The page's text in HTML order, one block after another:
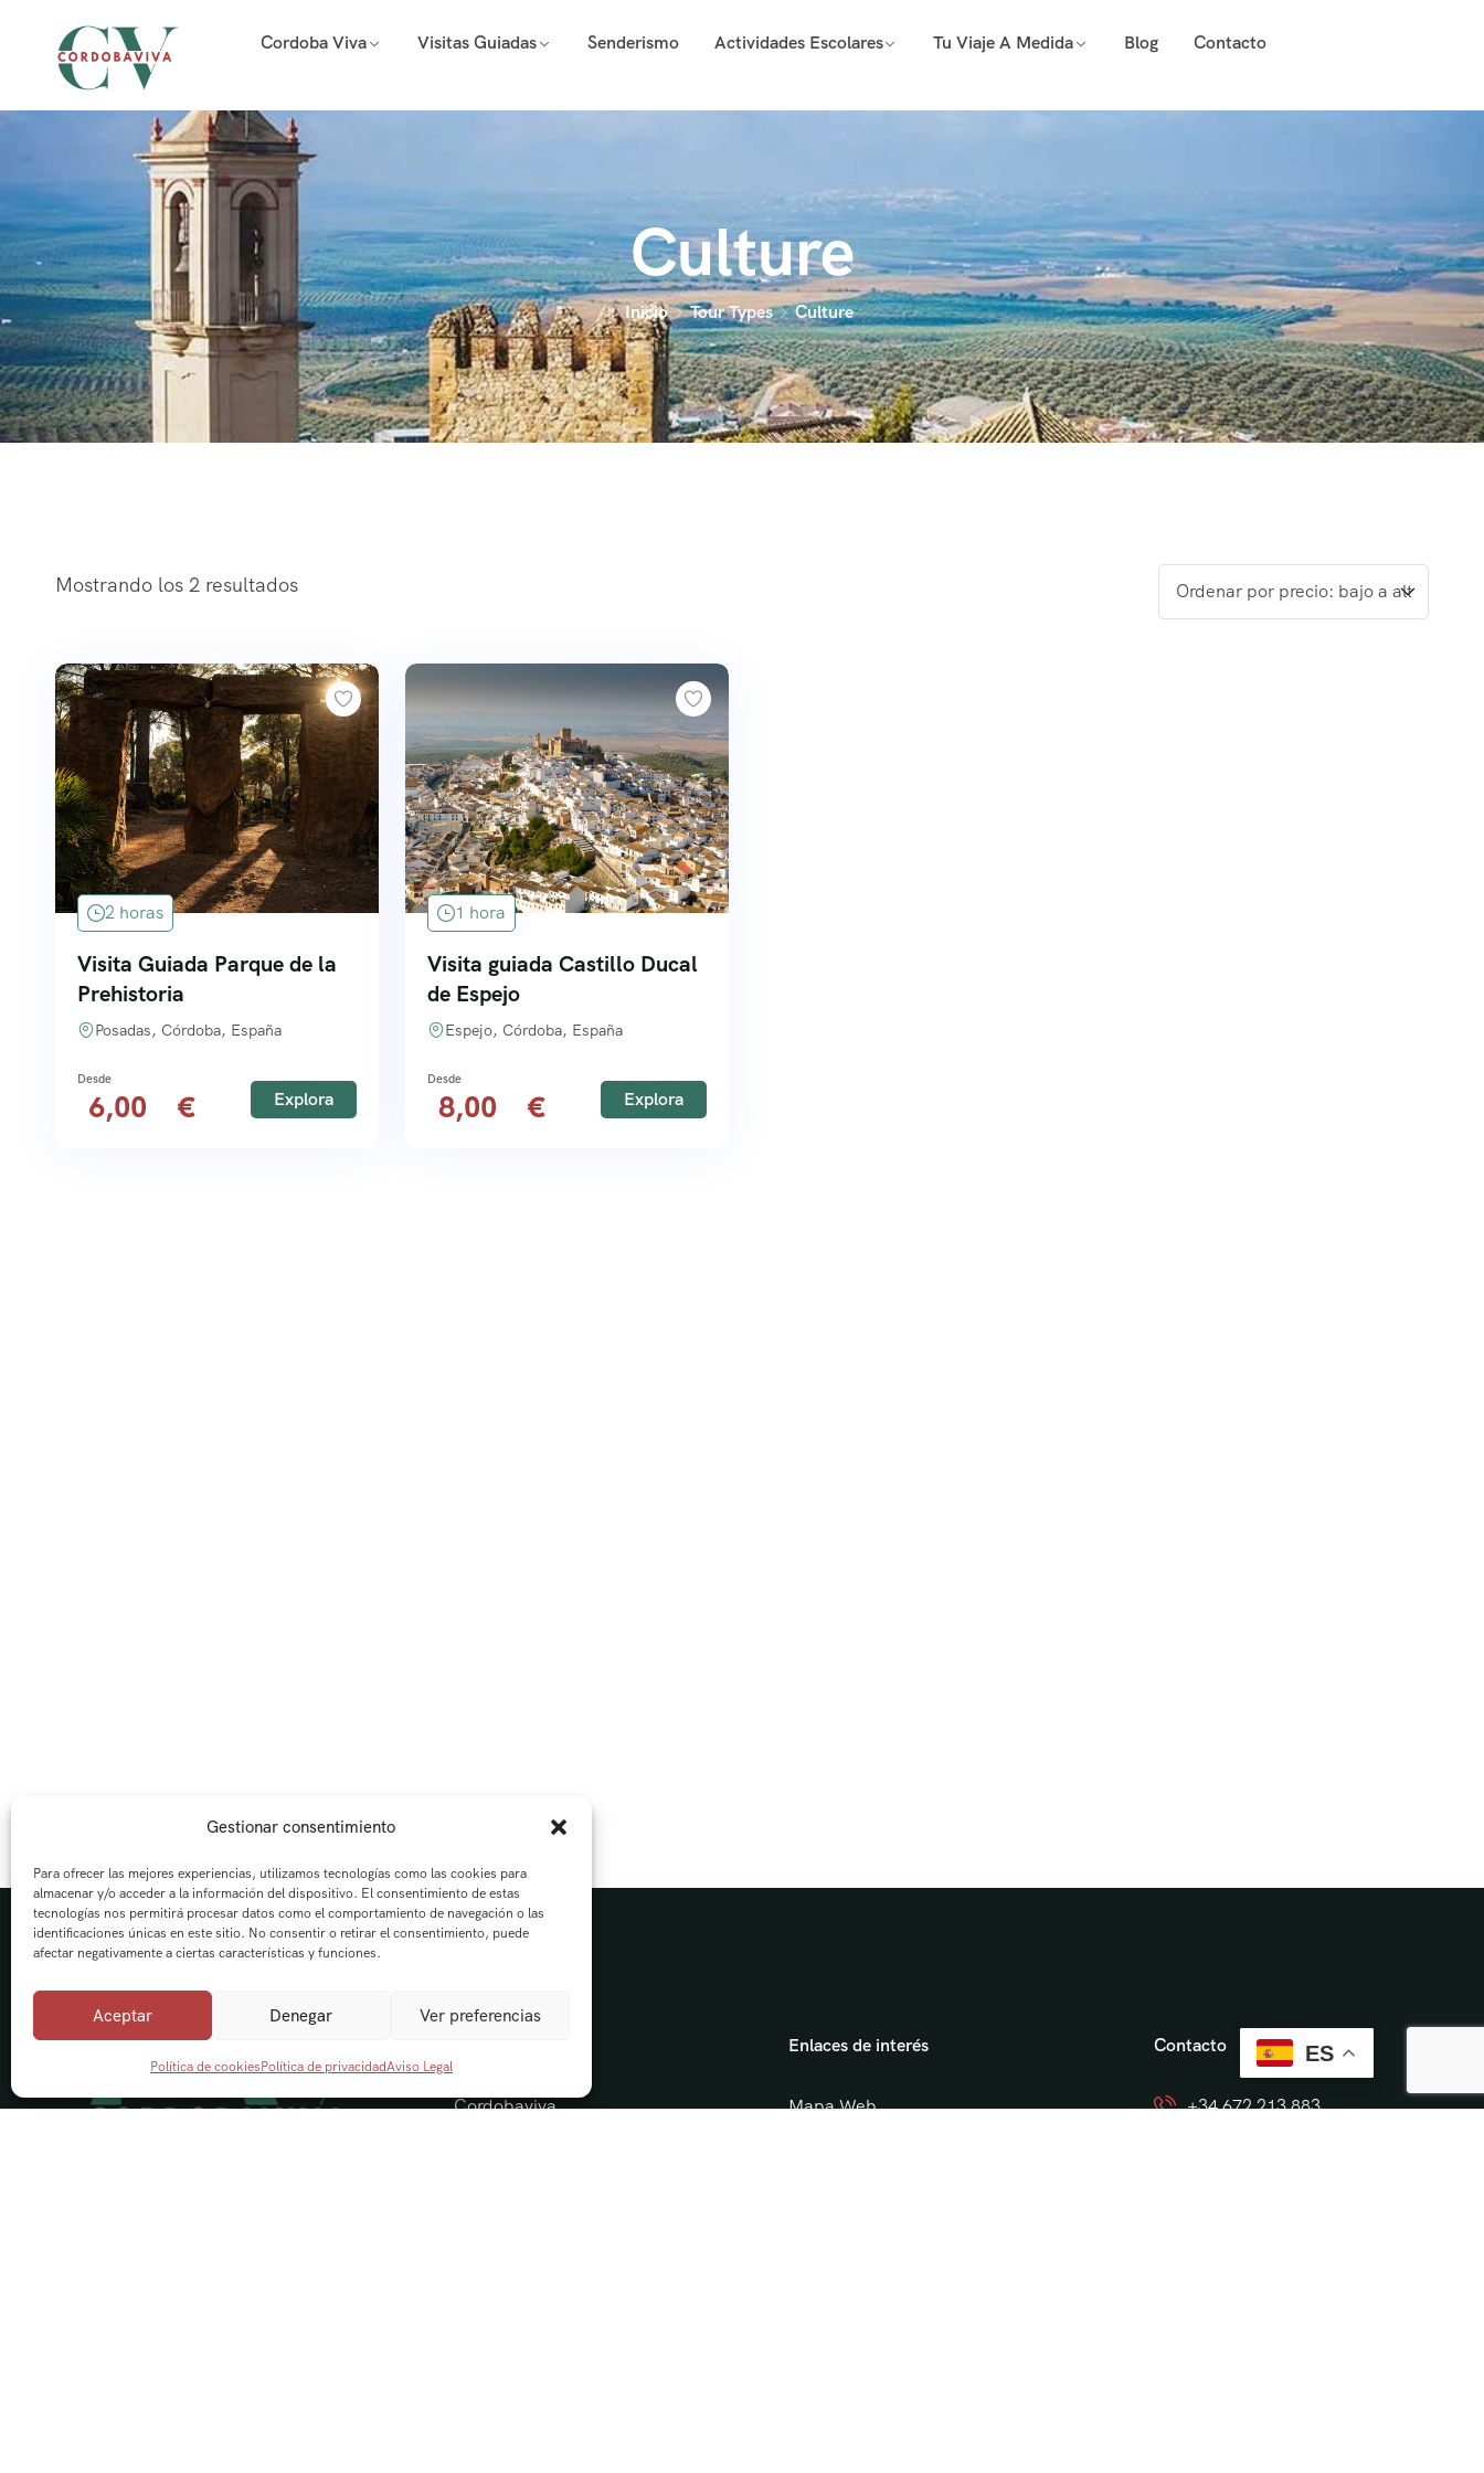
Gestionar consentimiento
Para ofrecer las mejores experiencias, utilizamos tecnologías como las cookies para
almacenar y/o acceder a la información del dispositivo. El consentimiento de estas
tecnologías nos permitirá procesar datos como el comportamiento de navegación o las
identificaciones únicas en este sitio. No consentir o retirar el consentimiento, puede
afectar negativamente a ciertas características y funciones.
Aceptar Denegar Ver preferencias
Política de cookiesPolítica de privacidadAviso Legal
Cordoba Viva Visitas Guiadas Senderismo Actividades Escolares Tu Viaje A Medida Blog Contacto
Culture
Inicio Tour Types Culture
Mostrando los 2 resultados
2 horas
Visita Guiada Parque de la
Prehistoria
Posadas, Córdoba, España
6,00 Explora
1 hora
Visita guiada Castillo Ducal
de Espejo
Espejo, Córdoba, España
8,00 Explora
Cordobaviva
Enlaces de interés
Mapa Web
Contacto
+34 672 213 883
ES